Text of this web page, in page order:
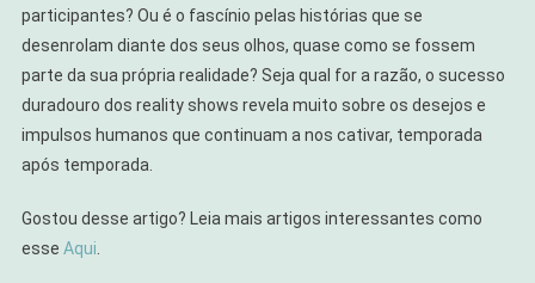
participantes? Ou é o fascínio pelas histórias que se
desenrolam diante dos seus olhos, quase como se fossem
parte da sua própria realidade? Seja qual for a razão, o sucesso
duradouro dos reality shows revela muito sobre os desejos e
impulsos humanos que continuam a nos cativar, temporada
após temporada.
Gostou desse artigo? Leia mais artigos interessantes como
esse Aqui.